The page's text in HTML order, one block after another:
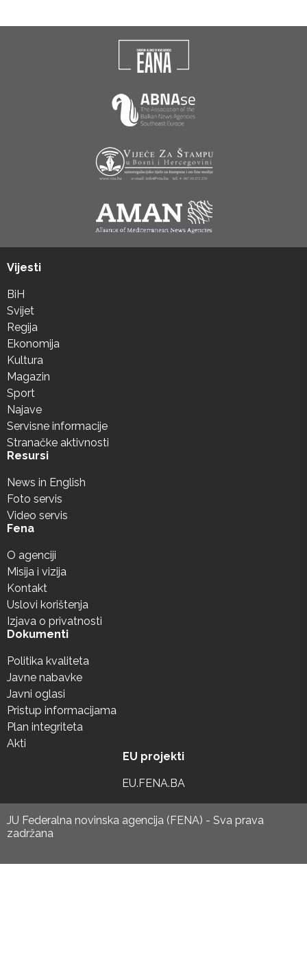
Vijesti
BiH
Svijet
Regija
Ekonomija
Kultura
Magazin
Sport
Najave
Servisne informacije
Stranačke aktivnosti
Resursi
News in English
Foto servis
Video servis
Fena
O agenciji
Misija i vizija
Kontakt
Uslovi korištenja
Izjava o privatnosti
Dokumenti
Politika kvaliteta
Javne nabavke
Javni oglasi
Pristup informacijama
Plan integriteta
Akti
EU projekti
EU.FENA.BA
JU Federalna novinska agencija (FENA) - Sva prava
zadržana